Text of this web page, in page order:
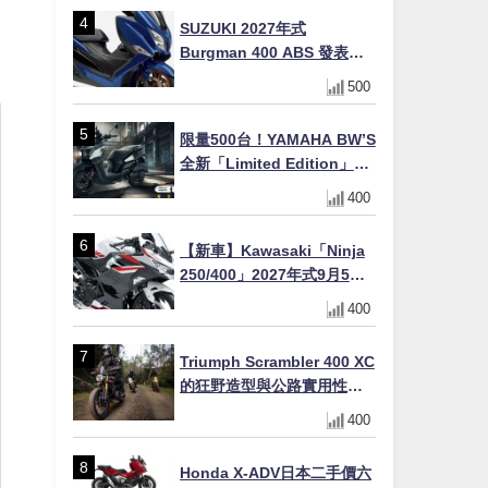
SUZUKI 2027年式
Burgman 400 ABS 發表！
8/18日本上市、支援E10汽油
售價98萬100日圓
500
限量500台！YAMAHA BW’S
全新「Limited Edition」都
市探索限定色 GOOPiMADE
聯名包同步登場
400
【新車】Kawasaki「Ninja
250/400」2027年式9月5日
日本發售！新塗裝登場×價格
不變×輔助滑動式離合器
400
Triumph Scrambler 400 XC
的狂野造型與公路實用性的
400
Honda X-ADV日本二手價六